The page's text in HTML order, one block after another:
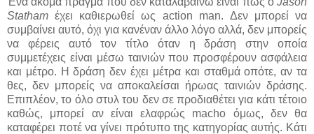
Statham έχει καθιερωθεί ως action man. Δεν μπορεί να
συμβαίνει αυτό, όχι για κανέναν άλλο λόγο αλλά, δεν μπορείς
να φέρεις αυτό τον τίτλο όταν η δράση στην οποία
συμμετέχεις είναι μέσω ταινιών που προσφέρουν ασφάλεια
και μέτρο. Η δράση δεν έχει μέτρα και σταθμά οπότε, αν τα
θες, δεν μπορείς να αποκαλείσαι ήρωας ταινιών δράσης.
Επιπλέον, το όλο στυλ του δεν σε προδιαθέτει για κάτι τέτοιο
καθώς, μπορεί αν είναι ελαφρώς macho όμως, δεν θα
καταφέρει ποτέ να γίνει πρότυπο της κατηγορίας αυτής. Κάτι